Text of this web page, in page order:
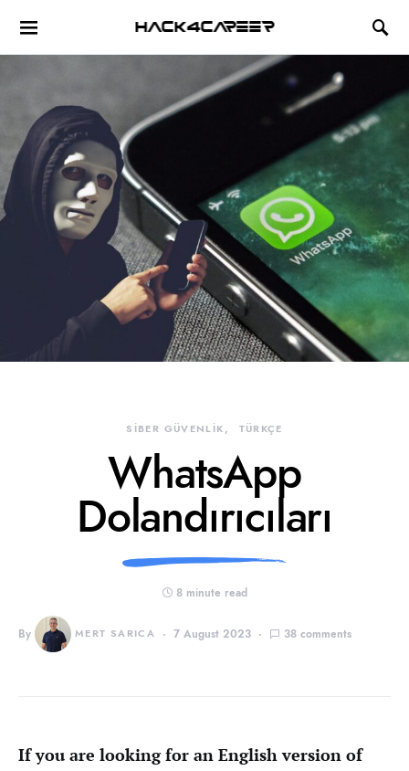
Hack4Career
SİBER GÜVENLİK TÜRKÇE
WhatsApp
Dolandırıcıları
8 minute read
By MERT SARICA 7 August 2023 38 comments
If you are looking for an English version of